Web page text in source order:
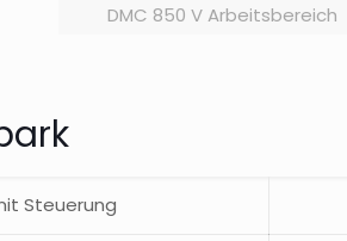
DMC 850 V Arbeitsbereich
Steuerung